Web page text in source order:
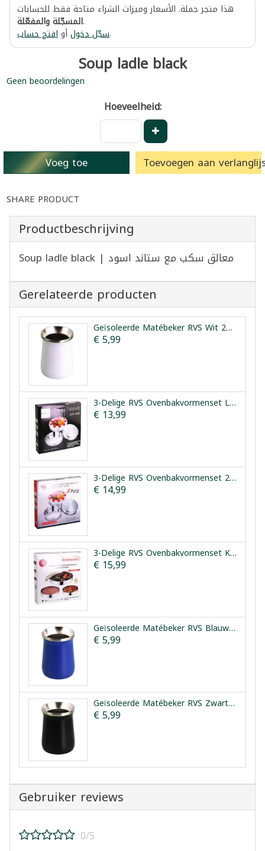
هذا متجر جملة. الأسعار وميزات الشراء متاحة فقط للحسابات
المسجّلة والمفعّلة.
سجّل دخولأوافتح حساب .
Soup ladle black
Geen beoordelingen
Hoeveelheid:
Voeg toe Toevoegen aan
SHARE PRODUCT
Productbeschrijving
Soup ladle black | معالق سكب مع ستاند اسود
Gerelateerde producten
Geïsoleerde Matébeker RVS Wit 260 ml 13 cm
€ 5,99
3-Delige RVS Ovenbakvormenset Leybecks 28/32/36cm
€ 13,99
3-Delige RVS Ovenbakvormenset 28/32/36cm
€ 14,99
3-Delige RVS Ovenbakvormenset Kochmaster Platinum
€ 15,99
Geïsoleerde Matébeker RVS Blauw 260 ml 10 cm
€ 5,99
Geïsoleerde Matébeker RVS Zwart 260 ml 10 cm
€ 5,99
Gebruiker reviews
0/5